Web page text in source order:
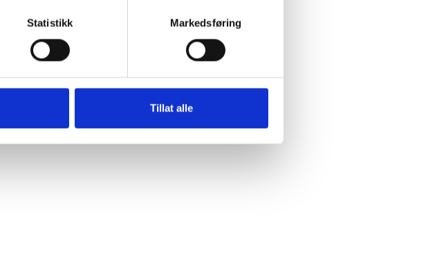
Statistikk Markedsføring
Tillat alle